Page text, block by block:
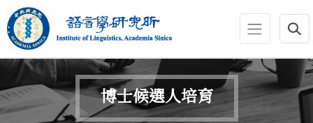
跳到主要內容區塊
:::
博士候選人培育